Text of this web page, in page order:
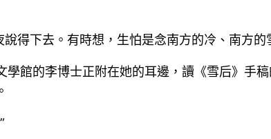
得下去。有時想，生怕是念南方的冷、南方的
館的李博士正附在她的耳邊，讀《雪后》手